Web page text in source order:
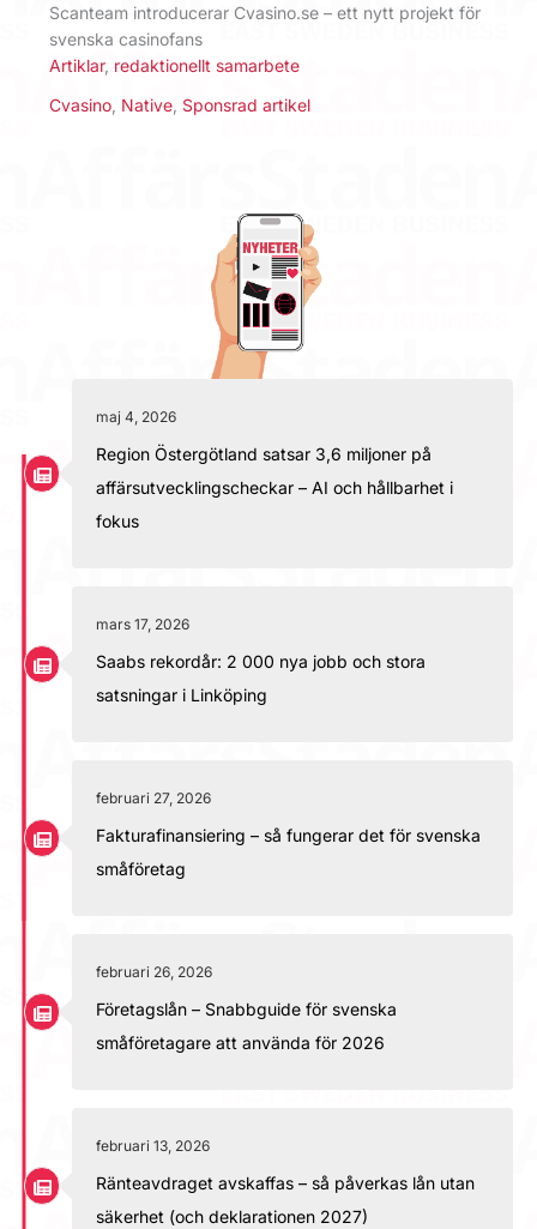
Scanteam introducerar Cvasino.se – ett nytt projekt för
svenska casinofans
Artiklar, redaktionellt samarbete
Cvasino Native Sponsrad artikel
maj 4, 2026
Region Östergötland satsar 3,6 miljoner på
affärsutvecklingscheckar – AI och hållbarhet i
fokus
mars 17, 2026
Saabs rekordår: 2 000 nya jobb och stora
satsningar i Linköping
februari 27, 2026
Fakturafinansiering – så fungerar det för svenska
småföretag
februari 26, 2026
Företagslån – Snabbguide för svenska
småföretagare att använda för 2026
februari 13, 2026
Ränteavdraget avskaffas – så påverkas lån utan
säkerhet (och deklarationen 2027)